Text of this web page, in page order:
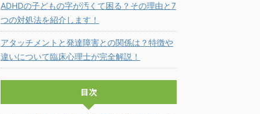
ADHDの子どもの字が汚くて困る？その理由と7
つの対処法を紹介します！
アタッチメントと発達障害との関係は？特徴や
違いについて臨床心理士が完全解説！
目次